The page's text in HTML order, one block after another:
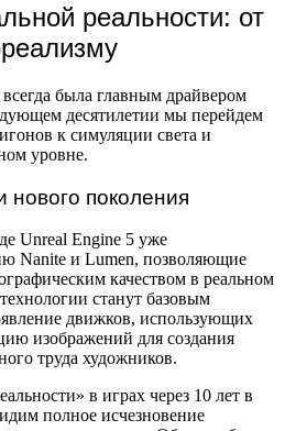
реальности: от
была главным драйвером
десятилетии мы перейдем
к симуляции света и
уровне.
нового поколения
Unreal Engine 5 уже
Nanite и Lumen, позволяющие
качеством в реальном
станут базовым
движков, использующих
изображений для создания
труда художников.
в играх через 10 лет в
полное исчезновение